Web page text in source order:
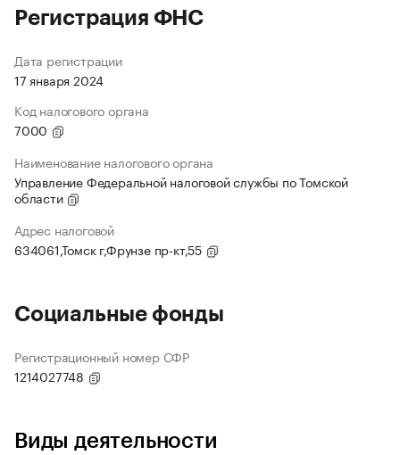
Регистрация ФНС
Дата регистрации
17 января 2024
Код налогового органа
7000
Наименование налогового органа
Управление Федеральной налоговой службы по Томской
области
Адрес налоговой
634061,Томск г,Фрунзе пр-кт,55
Социальные фонды
Регистрационный номер СФР
1214027748
Виды деятельности